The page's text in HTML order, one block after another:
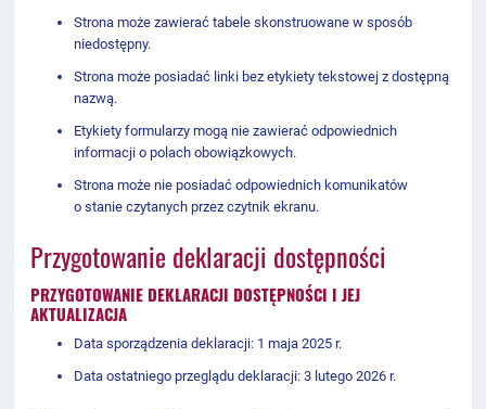
Strona może zawierać tabele skonstruowane w sposób
niedostępny.
Strona może posiadać linki bez etykiety tekstowej z dostępną
nazwą.
Etykiety formularzy mogą nie zawierać odpowiednich
informacji o polach obowiązkowych.
Strona może nie posiadać odpowiednich komunikatów
o stanie czytanych przez czytnik ekranu.
Przygotowanie deklaracji dostępności
PRZYGOTOWANIE DEKLARACJI DOSTĘPNOŚCI I JEJ
AKTUALIZACJA
Data sporządzenia deklaracji: 1 maja 2025 r.
Data ostatniego przeglądu deklaracji: 3 lutego 2026 r.